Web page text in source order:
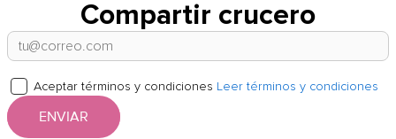
Compartir crucero
Aceptar términos y condiciones Leer términos y condiciones
ENVIAR